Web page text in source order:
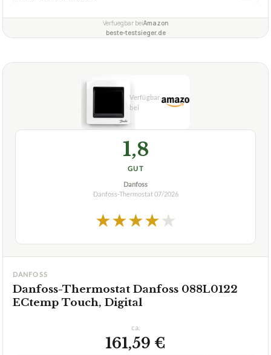
Verfuegbar beiAmazon
beste-testsieger.de
1,8
GUT
Danfoss
Danfoss-Thermostat07/2026
★★★★★
DANFOSS
Danfoss-Thermostat Danfoss 088L0122
ECtemp Touch, Digital
ca.
161,59 €